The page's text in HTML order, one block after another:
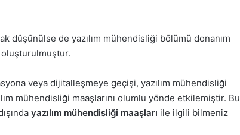
düşünülse de yazılım mühendisliği bölümü donanım
veya dijitalleşmeye geçişi, yazılım mühendisliği
mühendisliği maaşlarını olumlu yönde etkilemiştir. Bu
yazılım mühendisliği maaşları ile ilgili bilmeniz